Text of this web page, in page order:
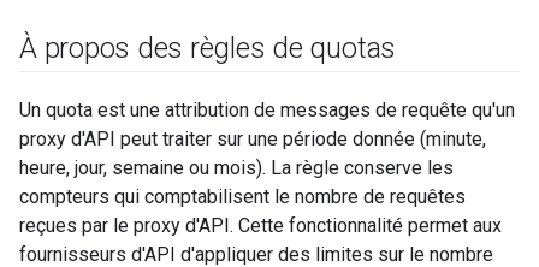
À propos des règles de quotas
Un quota est une attribution de messages de requête qu'un
proxy d'API peut traiter sur une période donnée (minute,
heure, jour, semaine ou mois). La règle conserve les
compteurs qui comptabilisent le nombre de requêtes
reçues par le proxy d'API. Cette fonctionnalité permet aux
fournisseurs d'API d'appliquer des limites sur le nombre